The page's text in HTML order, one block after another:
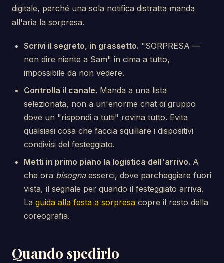
digitale, perché una sola notifica distratta manda
all'aria la sorpresa.
Scrivi il segreto, in grassetto. "SORPRESA —
non dire niente a Sam" in cima a tutto,
impossibile da non vedere.
Controlla il canale. Manda a una lista
selezionata, non a un'enorme chat di gruppo
dove un "rispondi a tutti" rovina tutto. Evita
qualsiasi cosa che faccia squillare i dispositivi
condivisi del festeggiato.
Metti in primo piano la logistica dell'arrivo. A
che ora bisognaesserci, dove parcheggiare fuori
vista, il segnale per quando il festeggiato arriva.
La guida alla festa a sorpresa copre il resto della
coreografia.
Quando spedirlo